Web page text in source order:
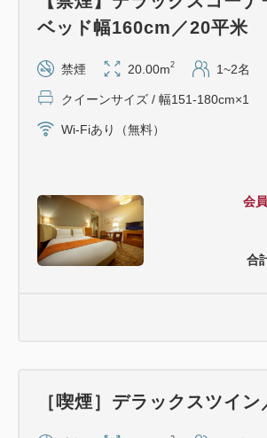
会
合
ベッド幅160cm／20平米
禁煙 20.00m2 1~2名
クイーンサイズ / 幅151-180cm×1
Wi-Fiあり（無料）
［喫煙］デラックスツイ